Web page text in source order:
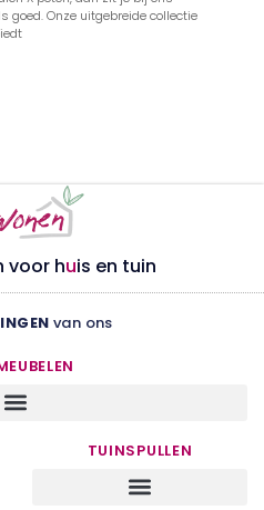
goed. Onze uitgebreide collectie
voor huis en tuin
van ons
TUINSPULLEN